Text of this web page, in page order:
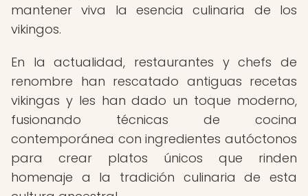
mantener viva la esencia culinaria de los
vikingos.
En la actualidad, restaurantes y chefs de
renombre han rescatado antiguas recetas
vikingas y les han dado un toque moderno,
fusionando técnicas de cocina
contemporánea con ingredientes autóctonos
para crear platos únicos que rinden
homenaje a la tradición culinaria de esta